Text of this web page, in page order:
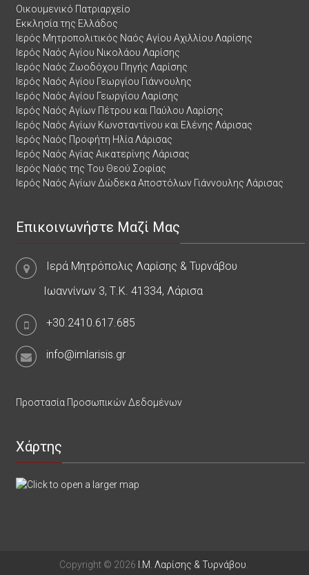
Οικουμενικό Πατριαρχείο
Εκκλησία της Ελλάδος
Ιερός Μητροπολιτικός Ναός Αγίου Αχιλλίου Λαρίσης
Ιερός Ναός Αγίου Νικολάου Λαρίσης
Ιερός Ναός Ζωοδόχου Πηγής Λαρίσης
Ιερός Ναός Αγίου Γεωργίου Γιάννουλης
Ιερός Ναός Αγίου Γεωργίου Λαρίσης
Ιερός Ναός Αγίων Πέτρου και Παύλου Λαρίσης
Ιερός Ναός Αγίων Κωνσταντίνου και Ελένης Λάρισας
Ιερός Ναός Προφήτη Ηλία Λάρισας
Ιερός Ναός Αγίας Αικατερίνης Λάρισας
Ιερός Ναός της Του Θεού Σοφίας
Ιερός Ναός Αγίων Δώδεκα Αποστόλων Γιάννουλης Λάρισας
Επικοινωνήστε Μαζί Μας
Ιερά Μητρόπολις Λαρίσης & Τυρνάβου
Ιωαννίνων 3, Τ.Κ. 41334, Λάρισα
+30.2410.617.685
info@imlarisis.gr
Προστασία Προσωπικών Δεδομένων
Χάρτης
Copyright © 2026 Ι.Μ. Λαρίσης & Τυρνάβου